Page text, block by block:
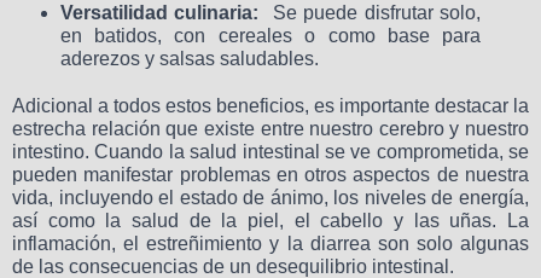
Versatilidad culinaria: Se puede disfrutar solo,
en batidos, con cereales o como base para
aderezos y salsas saludables.
Adicional a todos estos beneficios, es importante destacar la
estrecha relación que existe entre nuestro cerebro y nuestro
intestino. Cuando la salud intestinal se ve comprometida, se
pueden manifestar problemas en otros aspectos de nuestra
vida, incluyendo el estado de ánimo, los niveles de energía,
así como la salud de la piel, el cabello y las uñas. La
inflamación, el estreñimiento y la diarrea son solo algunas
de las consecuencias de un desequilibrio intestinal.